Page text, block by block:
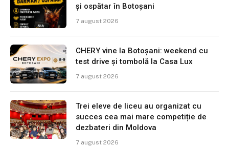
și ospătar în Botoșani
7 august 2026
CHERY vine la Botoșani: weekend cu
test drive și tombolă la Casa Lux
7 august 2026
Trei eleve de liceu au organizat cu
succes cea mai mare competiție de
dezbateri din Moldova
7 august 2026